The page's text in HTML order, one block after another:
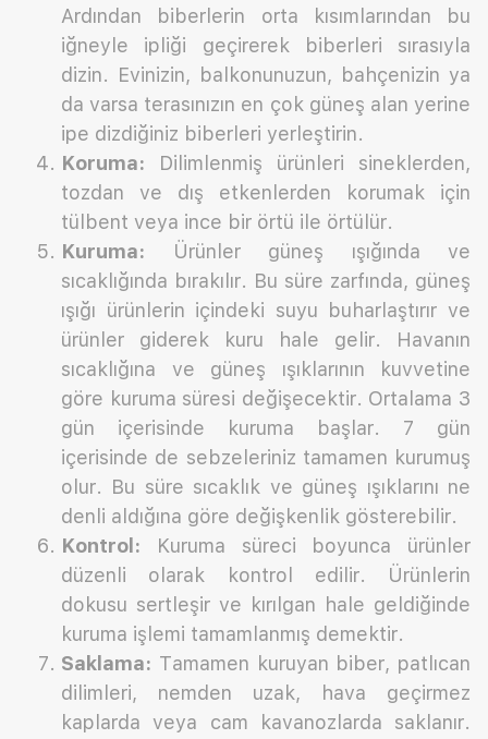
Ardından biberlerin orta kısımlarından bu
iğneyle ipliği geçirerek biberleri sırasıyla
dizin. Evinizin, balkonunuzun, bahçenizin ya
da varsa terasınızın en çok güneş alan yerine
ipe dizdiğiniz biberleri yerleştirin.
Koruma: Dilimlenmiş ürünleri sineklerden,
tozdan ve dış etkenlerden korumak için
tülbent veya ince bir örtü ile örtülür.
Kuruma: Ürünler güneş ışığında ve
sıcaklığında bırakılır. Bu süre zarfında, güneş
ışığı ürünlerin içindeki suyu buharlaştırır ve
ürünler giderek kuru hale gelir. Havanın
sıcaklığına ve güneş ışıklarının kuvvetine
göre kuruma süresi değişecektir. Ortalama 3
gün içerisinde kuruma başlar. 7 gün
içerisinde de sebzeleriniz tamamen kurumuş
olur. Bu süre sıcaklık ve güneş ışıklarını ne
denli aldığına göre değişkenlik gösterebilir.
Kontrol: Kuruma süreci boyunca ürünler
düzenli olarak kontrol edilir. Ürünlerin
dokusu sertleşir ve kırılgan hale geldiğinde
kuruma işlemi tamamlanmış demektir.
Saklama: Tamamen kuruyan biber, patlıcan
dilimleri, nemden uzak, hava geçirmez
kaplarda veya cam kavanozlarda saklanır.